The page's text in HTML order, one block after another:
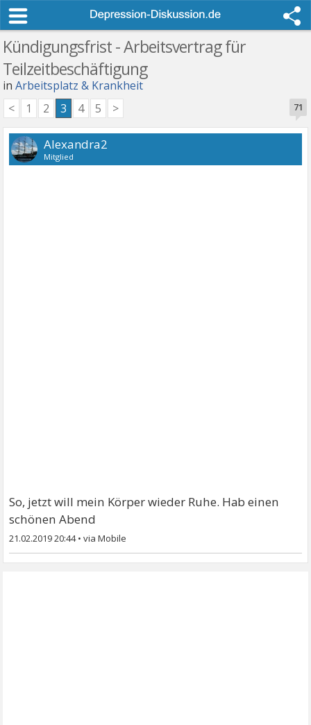
Kündigungsfrist - Arbeitsvertrag für
Teilzeitbeschäftigung
inArbeitsplatz & Krankheit
71
< 1 2 3 4 5 >
Alexandra2
Mitglied
So, jetzt will mein Körper wieder Ruhe. Hab einen
schönen Abend
21.02.2019 20:44•